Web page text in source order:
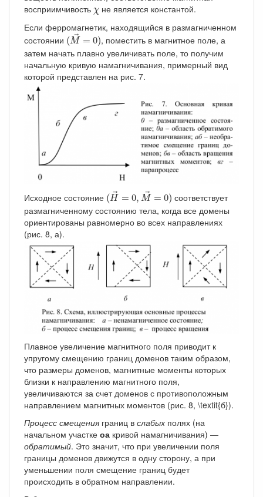
восприимчивость χ
χ не является константой.
Если ферромагнетик, находящийся в размагниченном
состоянии ( →
M = 0)
(M→=0), поместить в магнитное поле, а
затем начать плавно увеличивать поле, то получим
начальную кривую намагничивания, примерный вид
которой представлен на рис. 7.
Исходное состояние ( →
H = 0, →
M = 0)
(H→ M→ 0 соответствует
размагниченному состоянию тела, когда все домены
ориентированы равномерно во всех направлениях
(рис. 8, а).
Плавное увеличение магнитного поля приводит к
упругому смещению границ доменов таким образом,
что размеры доменов, магнитные моменты которых
близки к направлению магнитного поля,
увеличиваются за счет доменов с противоположным
направлением магнитных моментов (рис. 8, \textit{б}).
Процесс смещения границ в слабых полях (на
начальном участке оа кривой намагничивания) —
обратимый. Это значит, что при увеличении поля
границы доменов движутся в одну сторону, а при
уменьшении поля смещение границ будет
происходить в обратном направлении.